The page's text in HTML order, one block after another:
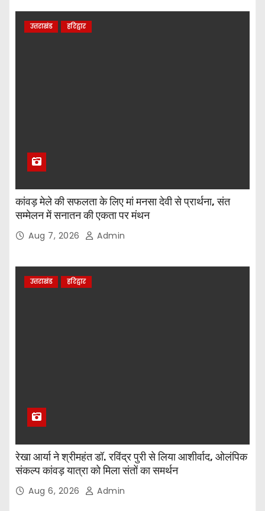
उत्तराखंड हरिद्वार
कांवड़ मेले की सफलता के लिए मां मनसा देवी से प्रार्थना, संत
सम्मेलन में सनातन की एकता पर मंथन
Aug 7, 2026 Admin
उत्तराखंड हरिद्वार
रेखा आर्या ने श्रीमहंत डॉ. रविंद्र पुरी से लिया आशीर्वाद, ओलंपिक
संकल्प कांवड़ यात्रा को मिला संतों का समर्थन
Aug 6, 2026 Admin